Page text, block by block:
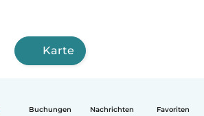
Buchungen Nachrichten Favoriten
Karte